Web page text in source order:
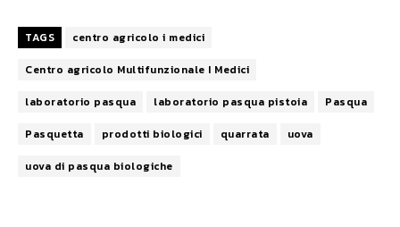
TAGS
centro agricolo i medici
Centro agricolo Multifunzionale I Medici
laboratorio pasqua
laboratorio pasqua pistoia
Pasqua
Pasquetta
prodotti biologici quarrata
uova
uova di pasqua biologiche